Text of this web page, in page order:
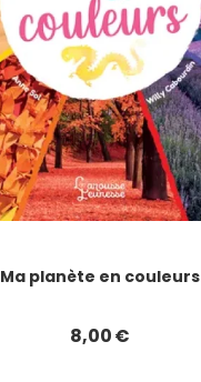
Ma planète en couleurs
8,00€